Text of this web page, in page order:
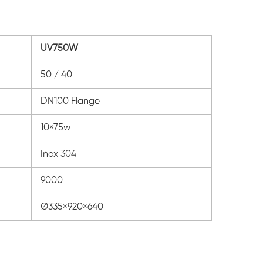
UV750W
50 / 40
DN100 Flange
10×75w
Inox 304
9000
Ø335×920×640